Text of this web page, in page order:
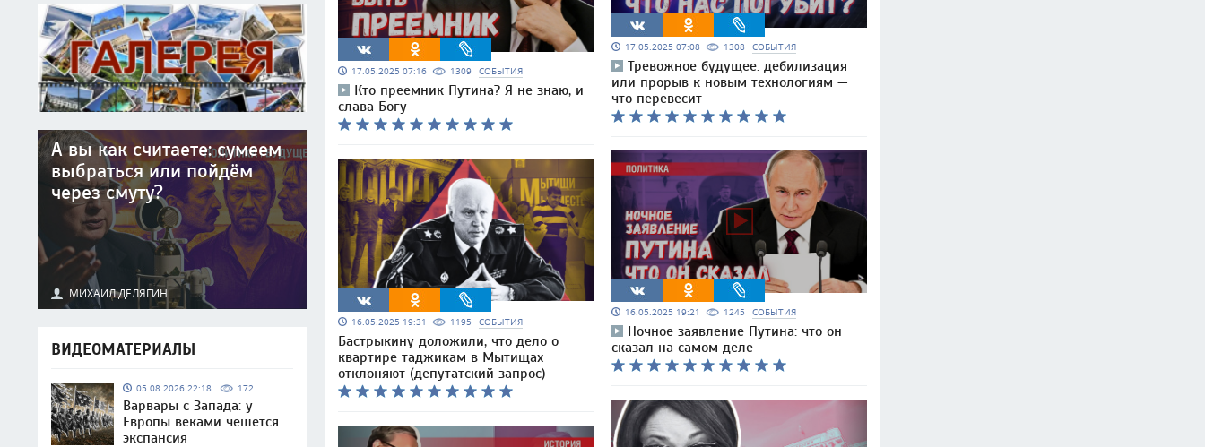
А вы как считаете: сумеем
выбраться или пойдём
через смуту?
МИХАИЛ ДЕЛЯГИН
ВИДЕОМАТЕРИАЛЫ
05.08.2026 22:18 172
Варвары с Запада: у
Европы веками чешется
экспансия
17.05.2025 07:16 1309 СОБЫТИЯ
Кто преемник Путина? Я не знаю, и
слава Богу
16.05.2025 19:31 1195 СОБЫТИЯ
Бастрыкину доложили, что дело о
квартире таджикам в Мытищах
отклоняют (депутатский запрос)
17.05.2025 07:08 1308 СОБЫТИЯ
Тревожное будущее: дебилизация
или прорыв к новым технологиям —
что перевесит
16.05.2025 19:21 1245 СОБЫТИЯ
Ночное заявление Путина: что он
сказал на самом деле